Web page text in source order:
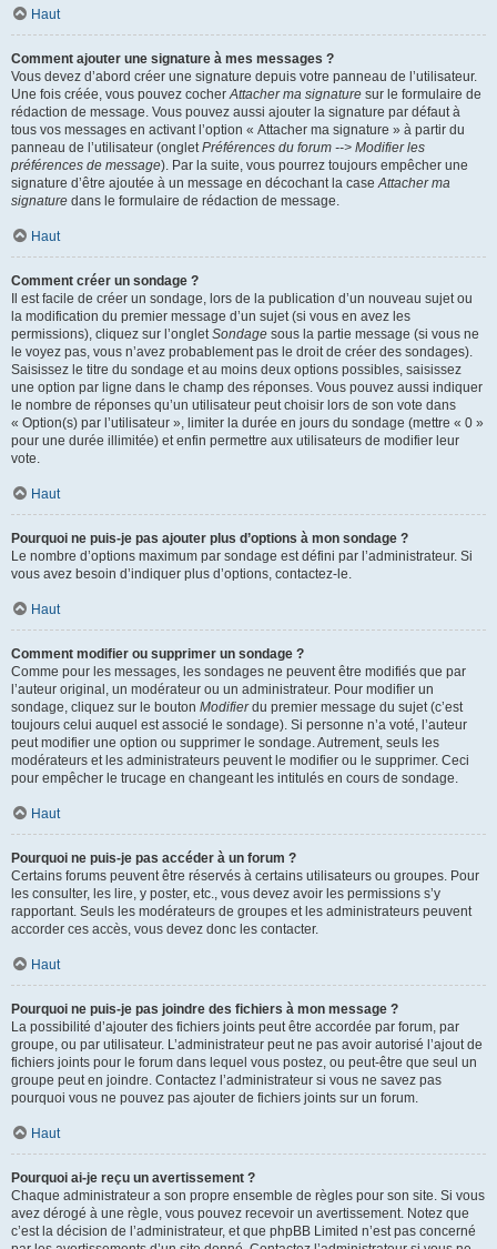
Haut
Comment ajouter une signature à mes messages ?
Vous devez d’abord créer une signature depuis votre panneau de l’utilisateur.
Une fois créée, vous pouvez cocherAttacher ma signature sur le formulaire de
rédaction de message. Vous pouvez aussi ajouter la signature par défaut à
tous vos messages en activant l’option « Attacher ma signature » à partir du
panneau de l’utilisateur (ongletPréférences du forum --> Modifier les
préférences de message). Par la suite, vous pourrez toujours empêcher une
signature d’être ajoutée à un message en décochant la caseAttacher ma
signature dans le formulaire de rédaction de message.
Haut
Comment créer un sondage ?
Il est facile de créer un sondage, lors de la publication d’un nouveau sujet ou
la modification du premier message d’un sujet (si vous en avez les
permissions), cliquez sur l’ongletSondage sous la partie message (si vous ne
le voyez pas, vous n’avez probablement pas le droit de créer des sondages).
Saisissez le titre du sondage et au moins deux options possibles, saisissez
une option par ligne dans le champ des réponses. Vous pouvez aussi indiquer
le nombre de réponses qu’un utilisateur peut choisir lors de son vote dans
« Option(s) par l’utilisateur », limiter la durée en jours du sondage (mettre « 0 »
pour une durée illimitée) et enfin permettre aux utilisateurs de modifier leur
vote.
Haut
Pourquoi ne puis-je pas ajouter plus d’options à mon sondage ?
Le nombre d’options maximum par sondage est défini par l’administrateur. Si
vous avez besoin d’indiquer plus d’options, contactez-le.
Haut
Comment modifier ou supprimer un sondage ?
Comme pour les messages, les sondages ne peuvent être modifiés que par
l’auteur original, un modérateur ou un administrateur. Pour modifier un
sondage, cliquez sur le bouton Modifierdu premier message du sujet (c’est
toujours celui auquel est associé le sondage). Si personne n’a voté, l’auteur
peut modifier une option ou supprimer le sondage. Autrement, seuls les
modérateurs et les administrateurs peuvent le modifier ou le supprimer. Ceci
pour empêcher le trucage en changeant les intitulés en cours de sondage.
Haut
Pourquoi ne puis-je pas accéder à un forum ?
Certains forums peuvent être réservés à certains utilisateurs ou groupes. Pour
les consulter, les lire, y poster, etc., vous devez avoir les permissions s’y
rapportant. Seuls les modérateurs de groupes et les administrateurs peuvent
accorder ces accès, vous devez donc les contacter.
Haut
Pourquoi ne puis-je pas joindre des fichiers à mon message ?
La possibilité d’ajouter des fichiers joints peut être accordée par forum, par
groupe, ou par utilisateur. L’administrateur peut ne pas avoir autorisé l’ajout de
fichiers joints pour le forum dans lequel vous postez, ou peut-être que seul un
groupe peut en joindre. Contactez l’administrateur si vous ne savez pas
pourquoi vous ne pouvez pas ajouter de fichiers joints sur un forum.
Haut
Pourquoi ai-je reçu un avertissement ?
Chaque administrateur a son propre ensemble de règles pour son site. Si vous
avez dérogé à une règle, vous pouvez recevoir un avertissement. Notez que
c’est la décision de l’administrateur, et que phpBB Limited n’est pas concerné